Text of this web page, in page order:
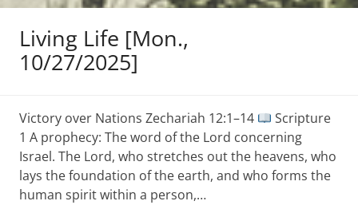
[Tue.,
10/28/2025]
Living Life [Mon.,
10/27/2025]
Victory over Nations Zechariah 12:1–14
Scripture
1 A prophecy: The word of the Lord concerning
Israel. The Lord, who stretches out the heavens, who
lays the foundation of the earth, and who forms the
human spirit within a person,…